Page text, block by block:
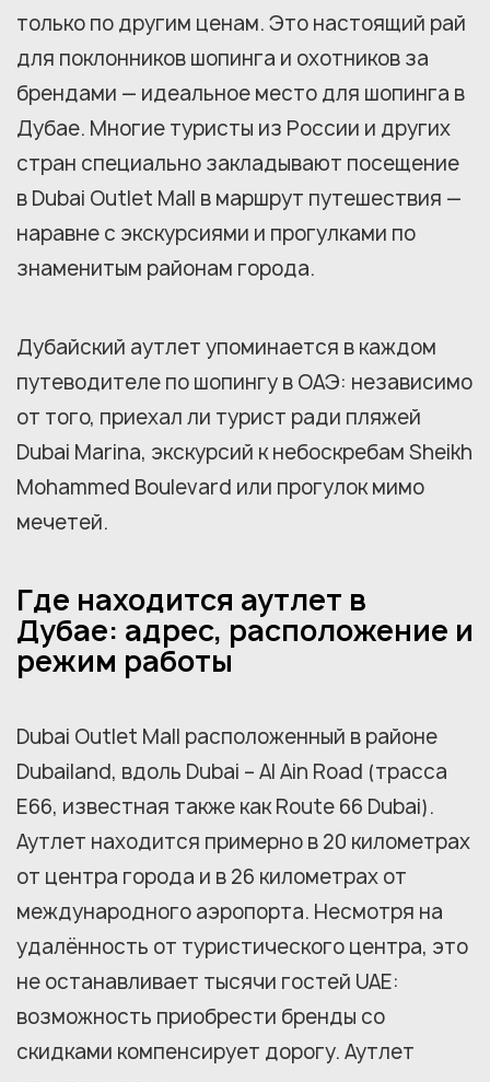
только по другим ценам. Это настоящий рай
для поклонников шопинга и охотников за
брендами — идеальное место для шопинга в
Дубае. Многие туристы из России и других
стран специально закладывают посещение
в Dubai Outlet Mall в маршрут путешествия —
наравне с экскурсиями и прогулками по
знаменитым районам города.
Дубайский аутлет упоминается в каждом
путеводителе по шопингу в ОАЭ: независимо
от того, приехал ли турист ради пляжей
Dubai Marina, экскурсий к небоскребам Sheikh
Mohammed Boulevard или прогулок мимо
мечетей.
Где находится аутлет в
Дубае: адрес, расположение и
режим работы
Dubai Outlet Mall расположенный в районе
Dubailand, вдоль Dubai – Al Ain Road (трасса
E66, известная также как Route 66 Dubai).
Аутлет находится примерно в 20 километрах
от центра города и в 26 километрах от
международного аэропорта. Несмотря на
удалённость от туристического центра, это
не останавливает тысячи гостей UAE:
возможность приобрести бренды со
скидками компенсирует дорогу. Аутлет